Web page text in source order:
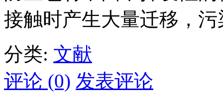
接触时产生大量迁移，
分类: 文献
评论 (0) 发表评论